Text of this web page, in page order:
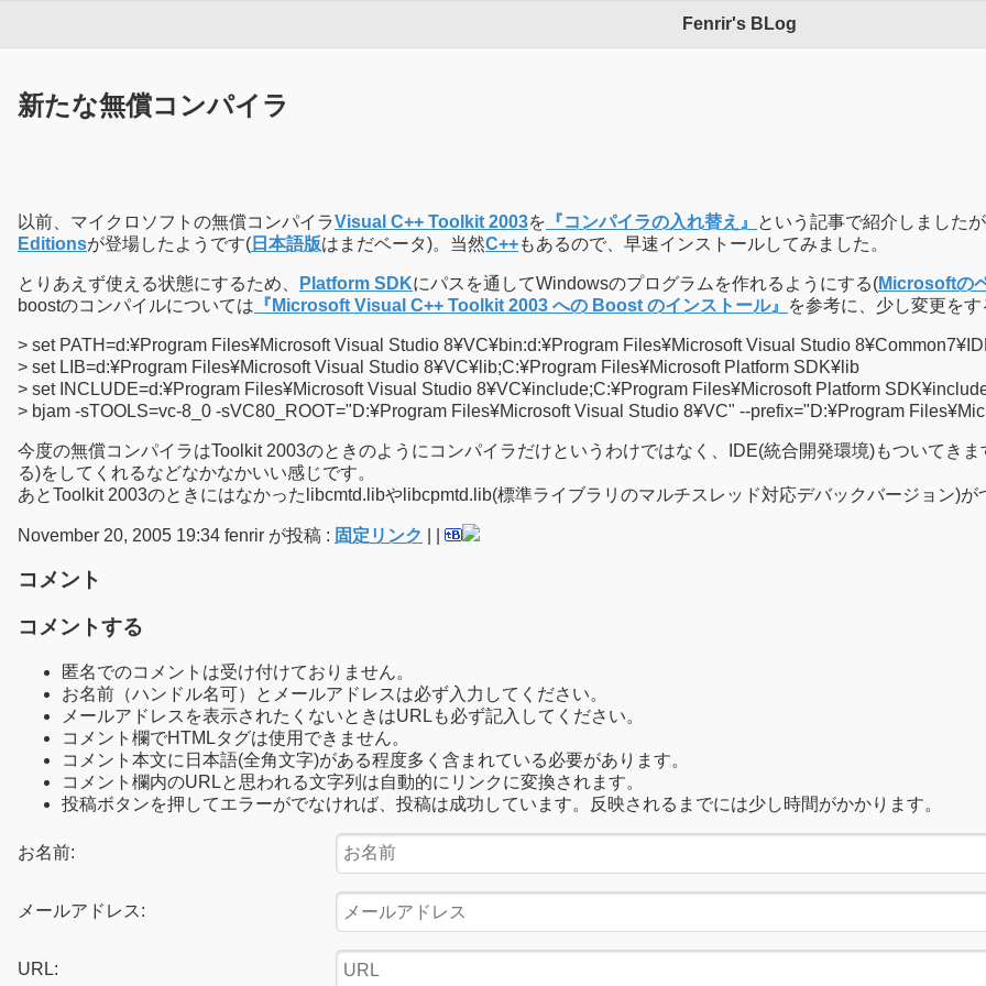
Fenrir's BLog
新たな無償コンパイラ
以前、マイクロソフトの無償コンパイラVisual C++ Toolkit 2003を 『コンパイラの入れ替え』 という記事で紹介しました
Editionsが登場したようです( 日本語版はまだベータ)。当然C++もあるので、早速インストールしてみました。
とりあえず使える状態にするため、 Platform SDKにパスを通してWindowsのプログラムを作れるようにする(Microsoftの
boostのコンパイルについては 『Microsoft Visual C++ Toolkit 2003 への Boost のインストール』 を参考に、少し変更をす
> set PATH=d:¥Program Files¥Microsoft Visual Studio 8¥VC¥bin:d:¥Program Files¥Microsoft Visual Studio
> set LIB=d:¥Program Files¥Microsoft Visual Studio 8¥VC¥lib;C:¥Program Files¥Microsoft Platform SDK¥lib
> set INCLUDE=d:¥Program Files¥Microsoft Visual Studio 8¥VC¥include;C:¥Program Files¥Microsoft Platform
> bjam -sTOOLS=vc-8_0 -sVC80_ROOT="D:¥Program Files¥Microsoft Visual Studio 8¥VC" --prefix="D:¥Program
今度の無償コンパイラはToolkit 2003のときのようにコンパイラだけというわけではなく、IDE(統合開発環境)もついてき
る)をしてくれるなどなかなかいい感じです。
あとToolkit 2003のときにはなかったlibcmtd.libやlibcpmtd.lib(標準ライブラリのマルチスレッド対応デバックバージョン)が
November 20, 2005 19:34 fenrir が投稿 : 固定リンク
コメント
コメントする
匿名でのコメントは受け付けておりません。
お名前（ハンドル名可）とメールアドレスは必ず入力してください。
メールアドレスを表示されたくないときはURLも必ず記入してください。
コメント欄でHTMLタグは使用できません。
コメント本文に日本語(全角文字)がある程度多く含まれている必要があります。
コメント欄内のURLと思われる文字列は自動的にリンクに変換されます。
投稿ボタンを押してエラーがでなければ、投稿は成功しています。反映されるまでには少し時間がかかります。
お名前:
メールアドレス:
URL: